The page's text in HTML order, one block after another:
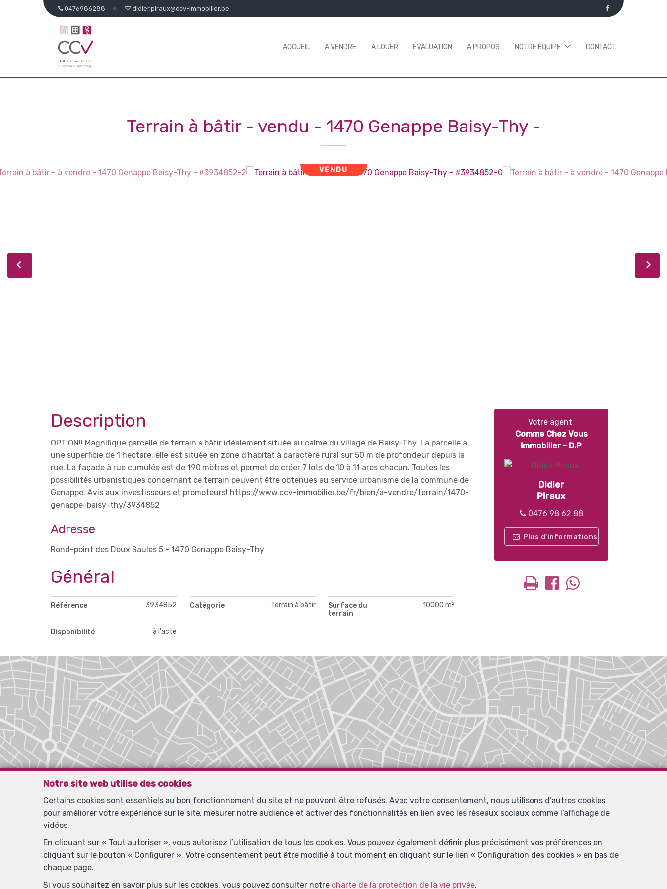
0476986288 didier.piraux@ccv-immobilier.be
ACCUEIL A VENDRE A LOUER ÉVALUATION A PROPOS NOTRE ÉQUIPE CONTACT
Terrain à bâtir - vendu - 1470 Genappe Baisy-Thy -
VENDU
Description
OPTION!! Magnifique parcelle de terrain à bâtir idéalement située au calme du village de Baisy-Thy. La parcelle a
une superficie de 1 hectare, elle est située en zone d'habitat à caractère rural sur 50 m de profondeur depuis la
rue. La façade à rue cumulée est de 190 mètres et permet de créer 7 lots de 10 à 11 ares chacun. Toutes les
possibilités urbanistiques concernant ce terrain peuvent être obtenues au service urbanisme de la commune de
Genappe. Avis aux investisseurs et promoteurs! https://www.ccv-immobilier.be/fr/bien/a-vendre/terrain/1470-
genappe-baisy-thy/3934852
Adresse
Rond-point des Deux Saules 5 - 1470 Genappe Baisy-Thy
Général
Référence 3934852 Catégorie Terrain à bâtir
Surface du
terrain
10000 m²
Disponibilité à l'acte
Votre agent
Comme Chez Vous
Immobilier - D.P
Didier
Piraux
0476 98 62 88
Plus d'informations
Localiser sur la carte
Notre site web utilise des cookies
Certains cookies sont essentiels au bon fonctionnement du site et ne peuvent être refusés. Avec votre consentement, nous utilisons d’autres cookies
pour améliorer votre expérience sur le site, mesurer notre audience et activer des fonctionnalités en lien avec les réseaux sociaux comme l’affichage de
vidéos.
En cliquant sur « Tout autoriser », vous autorisez l’utilisation de tous les cookies. Vous pouvez également définir plus précisément vos préférences en
cliquant sur le bouton « Configurer ». Votre consentement peut être modifié à tout moment en cliquant sur le lien « Configuration des cookies » en bas de
chaque page.
Si vous souhaitez en savoir plus sur les cookies, vous pouvez consulter notre charte de la protection de la vie privée.